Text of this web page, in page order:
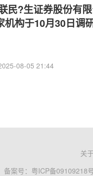
民?生证券股份有
机构于10月30日调
08-05 21:44
关
备案号： 粤ICP备09109218